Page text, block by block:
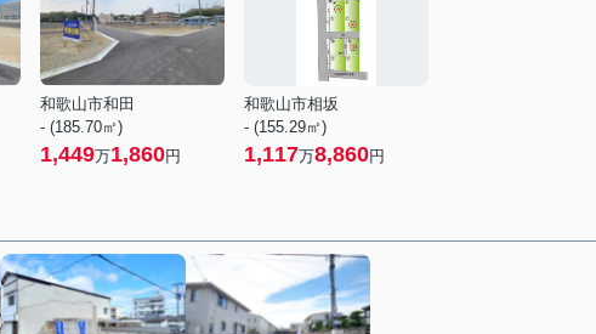
和歌山市和田
- (185.70㎡)
1,449万1,860円
和歌山市相坂
- (155.29㎡)
1,117万8,860円